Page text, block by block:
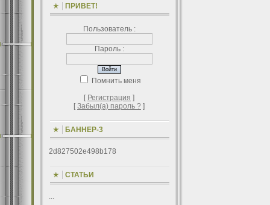
ПРИВЕТ!
Пользователь :
Пароль :
Помнить меня
[ Регистрация ]
[Забыл(а) пароль ? ]
БАННЕР-3
2d827502e498b178
СТАТЬИ
...